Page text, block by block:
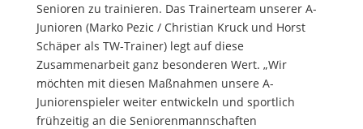
Senioren zu trainieren. Das Trainerteam unserer A-
Junioren (Marko Pezic / Christian Kruck und Horst
Schäper als TW-Trainer) legt auf diese
Zusammenarbeit ganz besonderen Wert. „Wir
möchten mit diesen Maßnahmen unsere A-
Juniorenspieler weiter entwickeln und sportlich
frühzeitig an die Seniorenmannschaften